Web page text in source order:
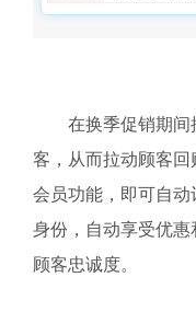
在换季促销期间
客，从而拉动顾客回
会员功能，即可自
身份，自动享受优
顾客忠诚度。